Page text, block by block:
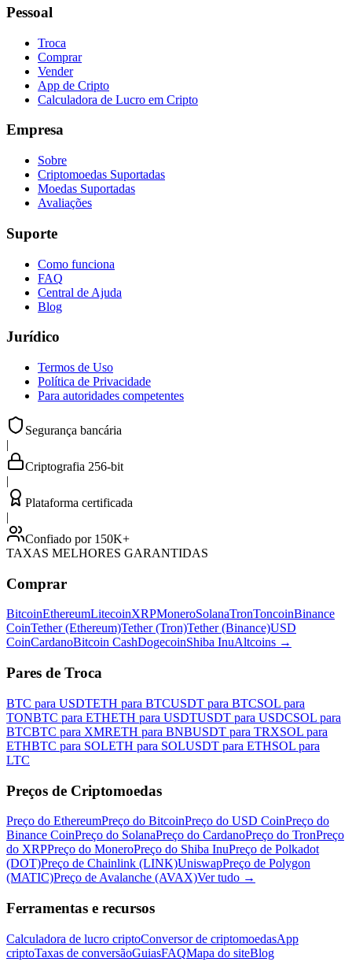
Pessoal
Troca
Comprar
Vender
App de Cripto
Calculadora de Lucro em Cripto
Empresa
Sobre
Criptomoedas Suportadas
Moedas Suportadas
Avaliações
Suporte
Como funciona
FAQ
Central de Ajuda
Blog
Jurídico
Termos de Uso
Política de Privacidade
Para autoridades competentes
Segurança bancária
|
Criptografia 256-bit
|
Plataforma certificada
|
Confiado por 150K+
TAXAS MELHORES GARANTIDAS
Comprar
BitcoinEthereumLitecoinXRPMoneroSolanaTronToncoinBinance
CoinTether (Ethereum)Tether (Tron)Tether (Binance)USD
CoinCardanoBitcoin CashDogecoinShiba InuAltcoins →
Pares de Troca
BTC para USDTETH para BTCUSDT para BTCSOL para
TONBTC para ETHETH para USDTUSDT para USDCSOL para
BTCBTC para XMRETH para BNBUSDT para TRXSOL para
ETHBTC para SOLETH para SOLUSDT para ETHSOL para
LTC
Preços de Criptomoedas
Preço do EthereumPreço do BitcoinPreço do USD CoinPreço do
Binance CoinPreço do SolanaPreço do CardanoPreço do TronPreço
do XRPPreço do MoneroPreço do Shiba InuPreço de Polkadot
(DOT)Preço de Chainlink (LINK)UniswapPreço de Polygon
(MATIC)Preço de Avalanche (AVAX)Ver tudo →
Ferramentas e recursos
Calculadora de lucro criptoConversor de criptomoedasApp
criptoTaxas de conversãoGuiasFAQMapa do siteBlog